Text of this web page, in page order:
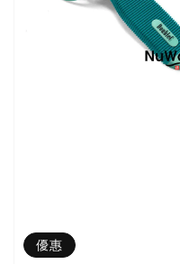
優惠